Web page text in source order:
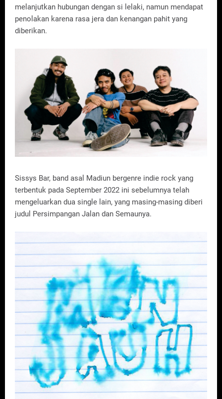
melanjutkan hubungan dengan si lelaki, namun mendapat
penolakan karena rasa jera dan kenangan pahit yang
diberikan.
Sissys Bar, band asal Madiun bergenre indie rock yang
terbentuk pada September 2022 ini sebelumnya telah
mengeluarkan dua single lain, yang masing-masing diberi
judul Persimpangan Jalan dan Semaunya.